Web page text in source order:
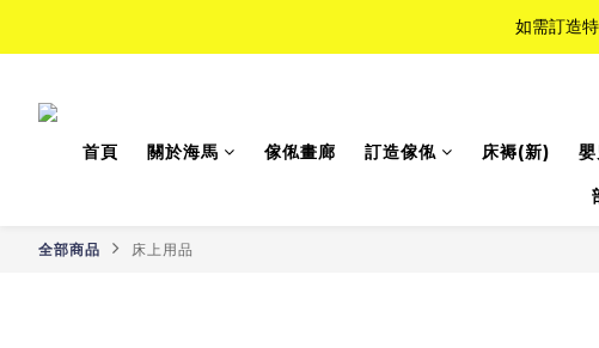
如需訂造
如需訂造
Top-Tier Quality系
如需訂
首頁 關於海馬 傢俬畫廊 訂造傢俬 床褥(新)
全部商品 床上用品